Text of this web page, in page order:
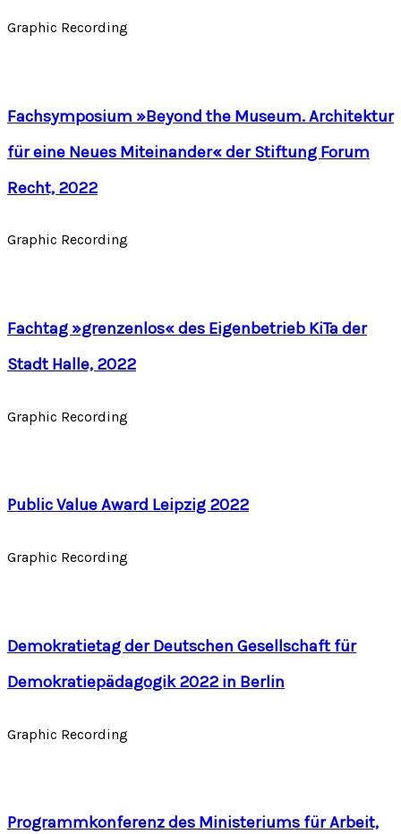
Graphic Recording
Fachsymposium »Beyond the Museum. Architektur
für eine Neues Miteinander« der Stiftung Forum
Recht, 2022
Graphic Recording
Fachtag »grenzenlos« des Eigenbetrieb KiTa der
Stadt Halle, 2022
Graphic Recording
Public Value Award Leipzig 2022
Graphic Recording
Demokratietag der Deutschen Gesellschaft für
Demokratiepädagogik 2022 in Berlin
Graphic Recording
Programmkonferenz des Ministeriums für Arbeit,